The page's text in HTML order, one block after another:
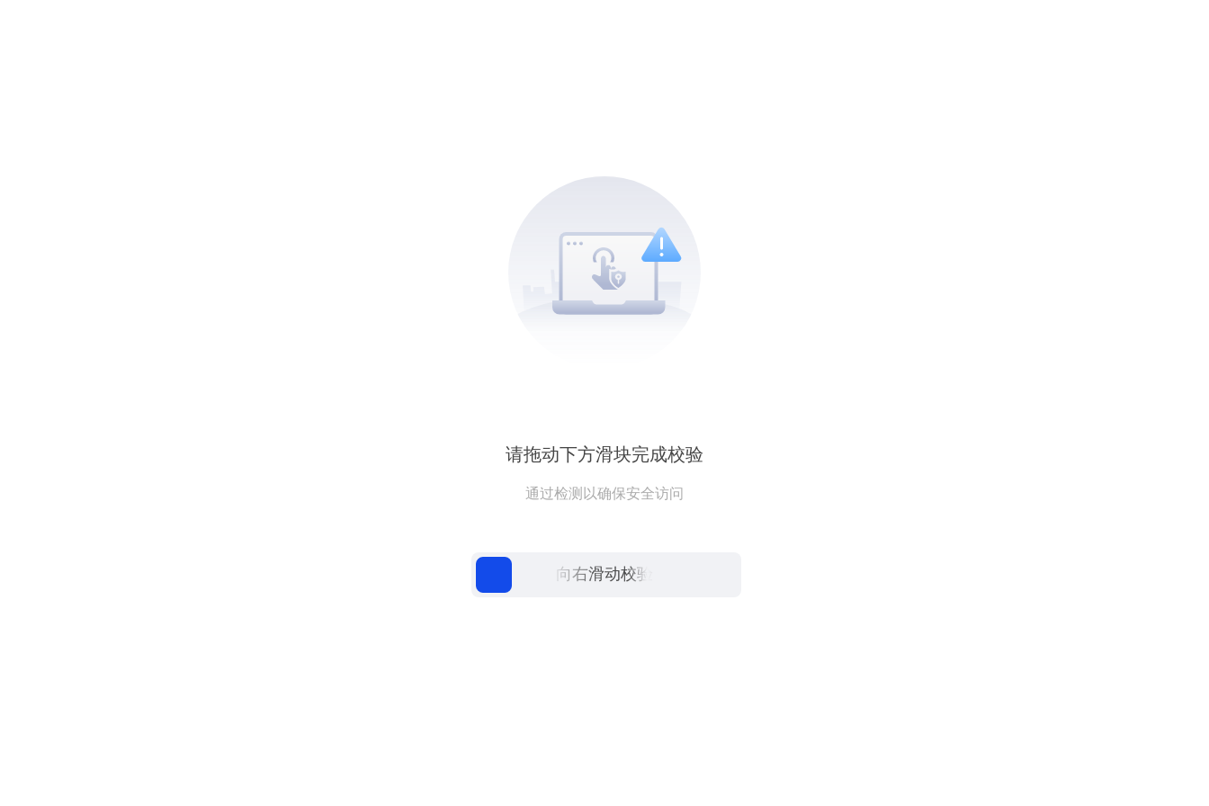
请拖动下方滑块完成校验
通过检测以确保安全访问